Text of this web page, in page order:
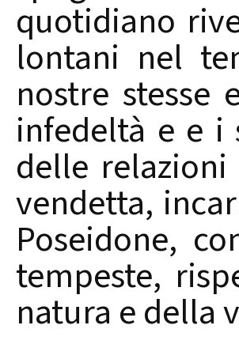
quotidiano
lontani nel
nostre stesse
infedeltà e e i
delle
vendetta,
Poseidone,
tempeste,
natura e della